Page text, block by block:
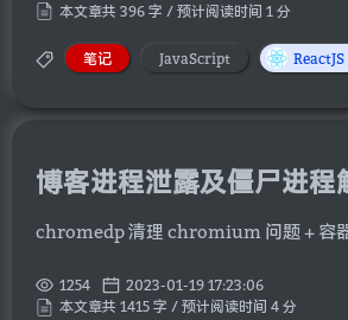
本文章共 396 字 / 预计阅读时间 1 分
笔记 JavaScript ReactJS
博客进程泄露及僵尸进程
chromedp 清理 chromium 问题 + 容
1254
2023-01-19 17:23:06
本文章共 1415 字 / 预计阅读时间 4 分